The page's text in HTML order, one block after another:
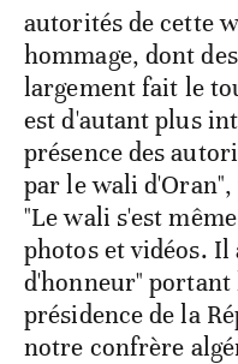
autorités de cette
hommage, dont
largement fait le
est d'autant plus
présence des
par le wali
"Le wali s'est
photos et vidéos. Il
d'honneur"
présidence de la
notre confrère